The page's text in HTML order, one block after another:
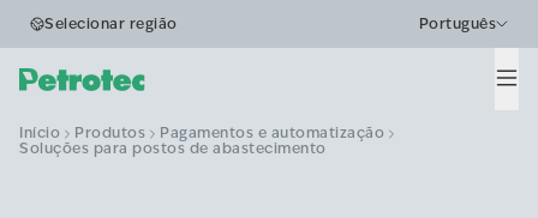
Selecionar região Português
Início Produtos
Pagamentos e automatização
Soluções para postos de abastecimento